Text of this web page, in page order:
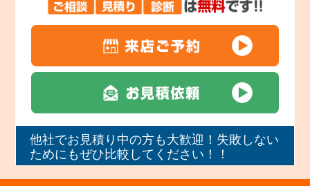
他社でお見積り中の方も大歓迎！失敗しない
ためにもぜひ比較してください！！